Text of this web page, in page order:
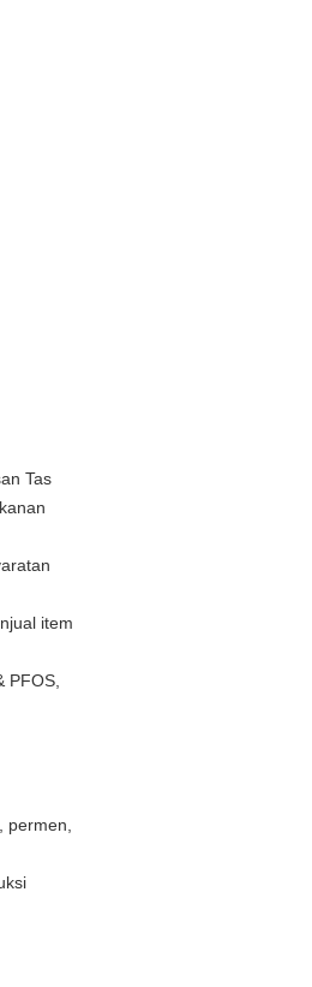
Tas
item
PFOS,